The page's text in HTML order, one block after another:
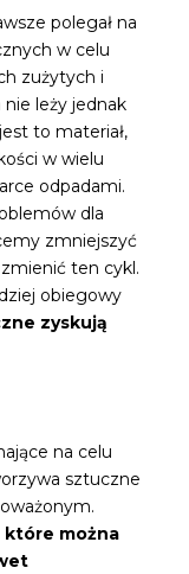
polegał na
w celu
zużytych i
leży jednak
to materiał,
w wielu
odpadami.
dla
zmniejszyć
ten cykl.
obiegowy
zyskują
na celu
sztuczne
można